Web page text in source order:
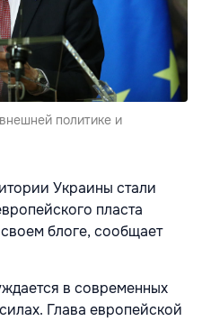
политике и
Украины стали
пласта
блоге, сообщает
в современных
Глава европейской